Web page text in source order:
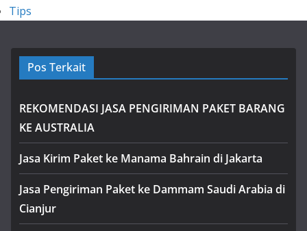
Tips
Pos Terkait
REKOMENDASI JASA PENGIRIMAN PAKET BARANG
KE AUSTRALIA
Jasa Kirim Paket ke Manama Bahrain di Jakarta
Jasa Pengiriman Paket ke Dammam Saudi Arabia di
Cianjur